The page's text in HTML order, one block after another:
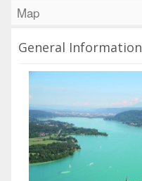
Map
General Information